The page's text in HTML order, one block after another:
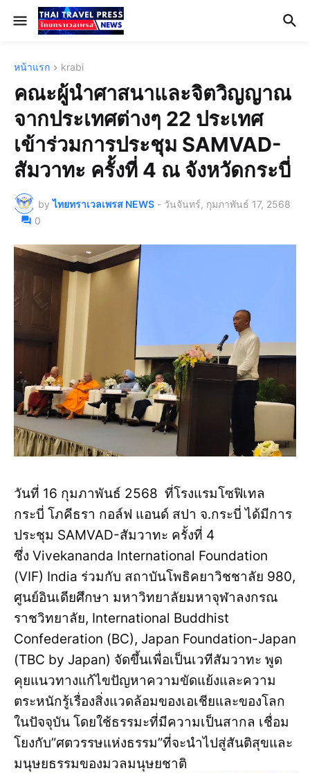
หน้าแรก krabi
คณะผู้นำศาสนาและจิตวิญญาณ
จากประเทศต่างๆ 22 ประเทศ
เข้าร่วมการประชุม SAMVAD-
สัมวาทะ ครั้งที่ 4 ณ จังหวัดกระบี่
by ไทยทราเวลเพรส NEWS - วันจันทร์, กุมภาพันธ์ 17, 2568
0
วันที่ 16 กุมภาพันธ์ 2568 ที่โรงแรมโซฟิเทล
กระบี่ โภคีธรา กอล์ฟ แอนด์ สปา จ.กระบี่ ได้มีการ
ประชุม SAMVAD-สัมวาทะ ครั้งที่ 4
ซึ่ง Vivekananda International Foundation
(VIF) India ร่วมกับ สถาบันโพธิคยาวิชชาลัย 980,
ศูนย์อินเดียศึกษา มหาวิทยาลัยมหาจุฬาลงกรณ
ราชวิทยาลัย, International Buddhist
Confederation (BC), Japan Foundation-Japan
(TBC by Japan) จัดขึ้นเพื่อเป็นเวทีสัมวาทะ พูด
คุยแนวทางแก้ไขปัญหาความขัดแย้งและความ
ตระหนักรู้เรื่องสิ่งแวดล้อมของเอเชียและของโลก
ในปัจจุบัน โดยใช้ธรรมะที่มีความเป็นสากล เชื่อม
โยงกับ”ศตวรรษแห่งธรรม”ที่จะนำไปสู่สันติสุขและ
มนุษยธรรมของมวลมนุษยชาติ